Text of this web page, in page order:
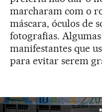
marcharam com o
máscara, óculos de
fotografias.
manifestantes que
para evitar serem